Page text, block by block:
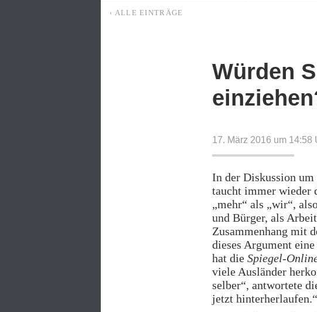
‹ ALLE EINTRÄGE
Würden
17. März 2016 um 14:58
In der Diskussion
taucht immer wieder
„mehr“ als „wir“,
und Bürger, als
Zusammenhang mit
dieses Argument
hat die Spiegel-
viele Ausländer
selber“, antwortete
jetzt hinterherlaufen.“